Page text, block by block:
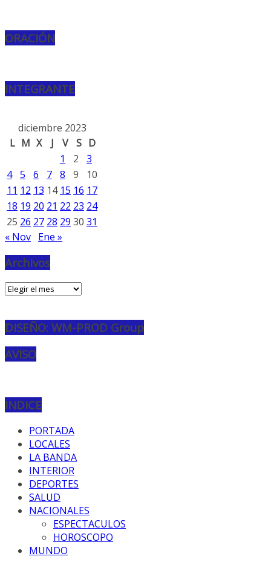
ORACIÓN
INTEGRANTE
diciembre 2023
L M X J V S D
1
2
3
4 5 6 7 8 9
10
11 12 13 14 15 16 17
18 19 20 21 22 23 24
25 26 27 28 29 30 31
« Nov Ene »
Archivos
Archivos
DISEÑO: WM-PROD Group
AVISO
INDICE
PORTADA
LOCALES
LA BANDA
INTERIOR
DEPORTES
SALUD
NACIONALES
ESPECTACULOS
HOROSCOPO
MUNDO